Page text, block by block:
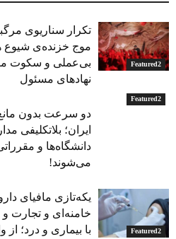
Featured2
تکرار سناریوی
موج خزنده‌ی شیوع
بی‌عملی و سکوت
نهادهای مسئول
Featured2
دو سرعت بدون مانع
ایران؛ بلاتکلیفی
دانشگاه‌ها و
می‌شوند!
Featured2
یکه‌تازی مافیای
خامنه‌ای و تجارت
با بیماری و درد؛ از